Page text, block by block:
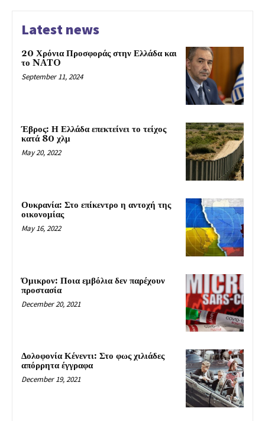
Latest news
20 Χρόνια Προσφοράς στην Ελλάδα και
το NATO
September 11, 2024
Έβρος: Η Ελλάδα επεκτείνει το τείχος
κατά 80 χλμ
May 20, 2022
Ουκρανία: Στο επίκεντρο η αντοχή της
οικονομίας
May 16, 2022
Όμικρον: Ποια εμβόλια δεν παρέχουν
προστασία
December 20, 2021
Δολοφονία Κένεντι: Στο φως χιλιάδες
απόρρητα έγγραφα
December 19, 2021